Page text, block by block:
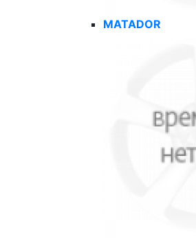
MATADOR